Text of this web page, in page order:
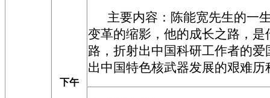
下午
主要内容：陈能宽先生的一
变革的缩影，他的成长之路，
路，折射出中国科研工作者的
出中国特色核武器发展的艰难历